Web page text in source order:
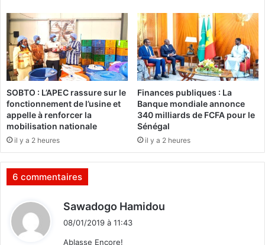
e
n
a
n
e
l
p
a
e
P
a
u
l
a
m
o
t
l
SOBTO : L’APEC rassure sur le
fonctionnement de l’usine et
appelle à renforcer la
mobilisation nationale
il y a 2 heures
Finances publiques : La
Banque mondiale annonce
340 milliards de FCFA pour le
Sénégal
il y a 2 heures
6 commentaires
Sawadogo Hamidou
08/01/2019 à 11:43
Ablasse Encore!